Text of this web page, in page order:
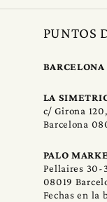
PUNTOS
BARCELONA
LA
c/ Girona
Barcelona
PALO
Pellaires 30-
08019
Fechas en la